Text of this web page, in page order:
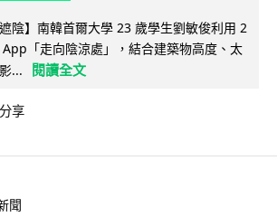
遮陰】南韓首爾大學 23 歲學生劉敏俊利用 2
「走向陰涼處」，結合建築物高度、太
...
閱讀全文
分享
聞